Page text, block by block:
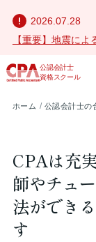
2026.07.28
【重要】地震に
公認会計士
資格スクール
ホーム 公認会計士の
CPAは充
師やチュ
法ができ
す